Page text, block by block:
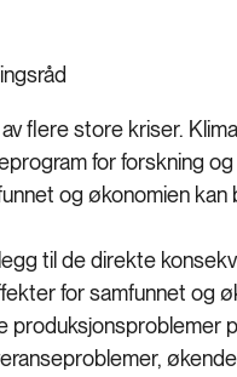
flere store kriser.
for forskning og
og økonomien
til de direkte
for samfunnet og